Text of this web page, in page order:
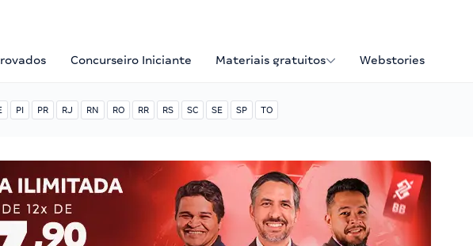
Concurseiro Iniciante Materiais gratuitos Webstories
PI PR RJ RN RO RR RS SC SE SP TO